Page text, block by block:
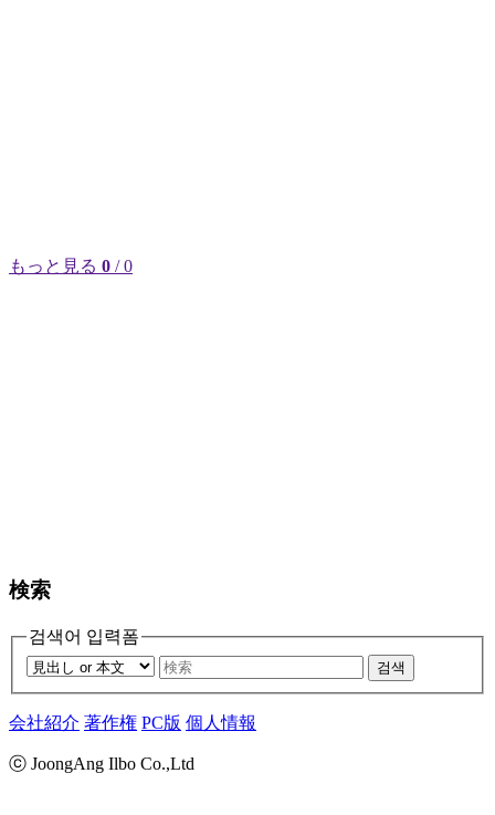
もっと見る 0 / 0
検索
검색어 입력폼
검색
会社紹介 著作権 PC版 個人情報
ⓒ JoongAng Ilbo Co.,Ltd